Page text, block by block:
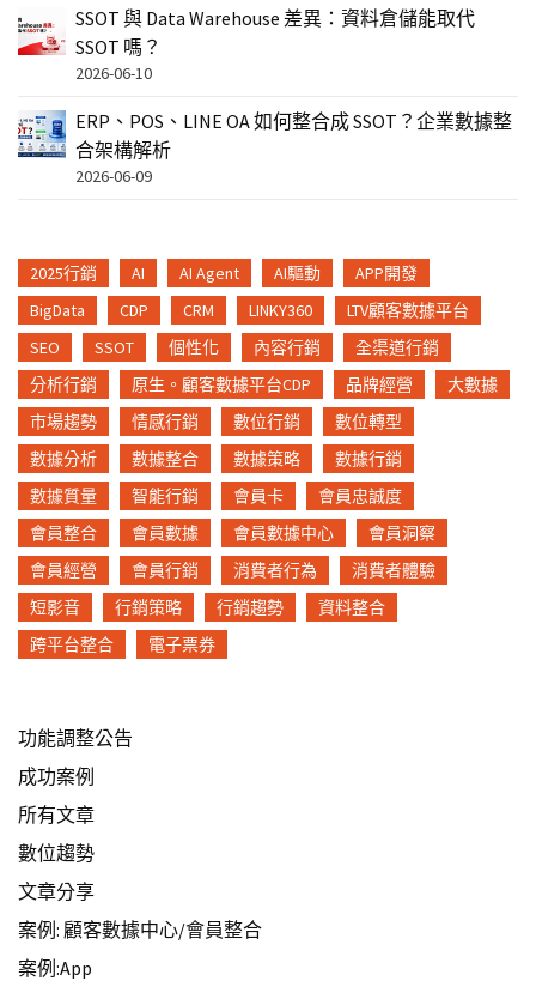
SSOT 與 Data Warehouse 差異：資料倉儲能取代
SSOT 嗎？
2026-06-10
ERP、POS、LINE OA 如何整合成 SSOT？企業數據整
合架構解析
2026-06-09
2025行銷 AI AI Agent AI驅動
APP開發
BigData
CDP CRM LINKY360
LTV顧客數據平台
SEO
SSOT 個性化 內容行銷
全渠道行銷
分析行銷
原生。顧客數據平台CDP 品牌經營
大數據
市場趨勢
情感行銷 數位行銷
數位轉型
數據分析
數據整合 數據策略
數據行銷
數據質量
智能行銷 會員卡
會員忠誠度
會員整合
會員數據 會員數據中心
會員洞察
會員經營
會員行銷 消費者行為
消費者體驗
短影音
行銷策略 行銷趨勢
資料整合
跨平台整合
電子票券
功能調整公告
成功案例
所有文章
數位趨勢
文章分享
案例: 顧客數據中心/會員整合
案例:App